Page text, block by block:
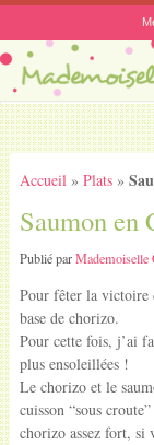
Accueil » Plats»
Saumon en
Publié parMademoiselle
Pour fêter la victoire
base de chorizo.
Pour cette fois, j’ai
plus ensoleillées !
Le chorizo et le
cuisson “sous
chorizo assez fort, si